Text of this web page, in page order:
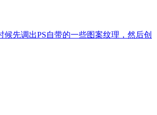
先调出PS自带的一些图案纹理，然后创